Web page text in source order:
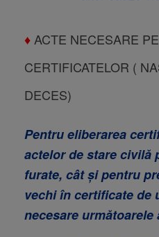
♦ACTE NECESARE
CERTIFICATELOR (
DECES)
Pentru eliberarea
actelor de stare civilă
furate, cât şi pentru
vechi în certificate de
necesare următoarele